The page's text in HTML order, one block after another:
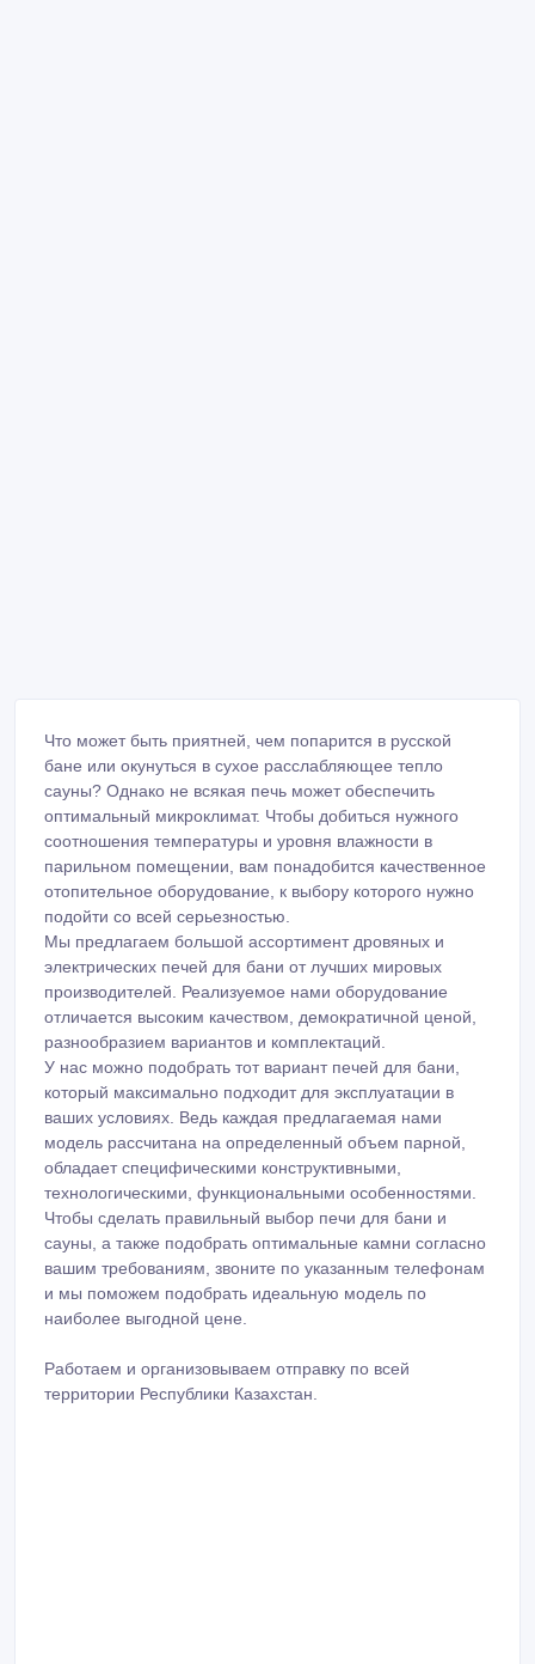
Что может быть приятней, чем попарится в русской
бане или окунуться в сухое расслабляющее тепло
сауны? Однако не всякая печь может обеспечить
оптимальный микроклимат. Чтобы добиться нужного
соотношения температуры и уровня влажности в
парильном помещении, вам понадобится качественное
отопительное оборудование, к выбору которого нужно
подойти со всей серьезностью.
Мы предлагаем большой ассортимент дровяных и
электрических печей для бани от лучших мировых
производителей. Реализуемое нами оборудование
отличается высоким качеством, демократичной ценой,
разнообразием вариантов и комплектаций.
У нас можно подобрать тот вариант печей для бани,
который максимально подходит для эксплуатации в
ваших условиях. Ведь каждая предлагаемая нами
модель рассчитана на определенный объем парной,
обладает специфическими конструктивными,
технологическими, функциональными особенностями.
Чтобы сделать правильный выбор печи для бани и
сауны, а также подобрать оптимальные камни согласно
вашим требованиям, звоните по указанным телефонам
и мы поможем подобрать идеальную модель по
наиболее выгодной цене.
Работаем и организовываем отправку по всей
территории Республики Казахстан.